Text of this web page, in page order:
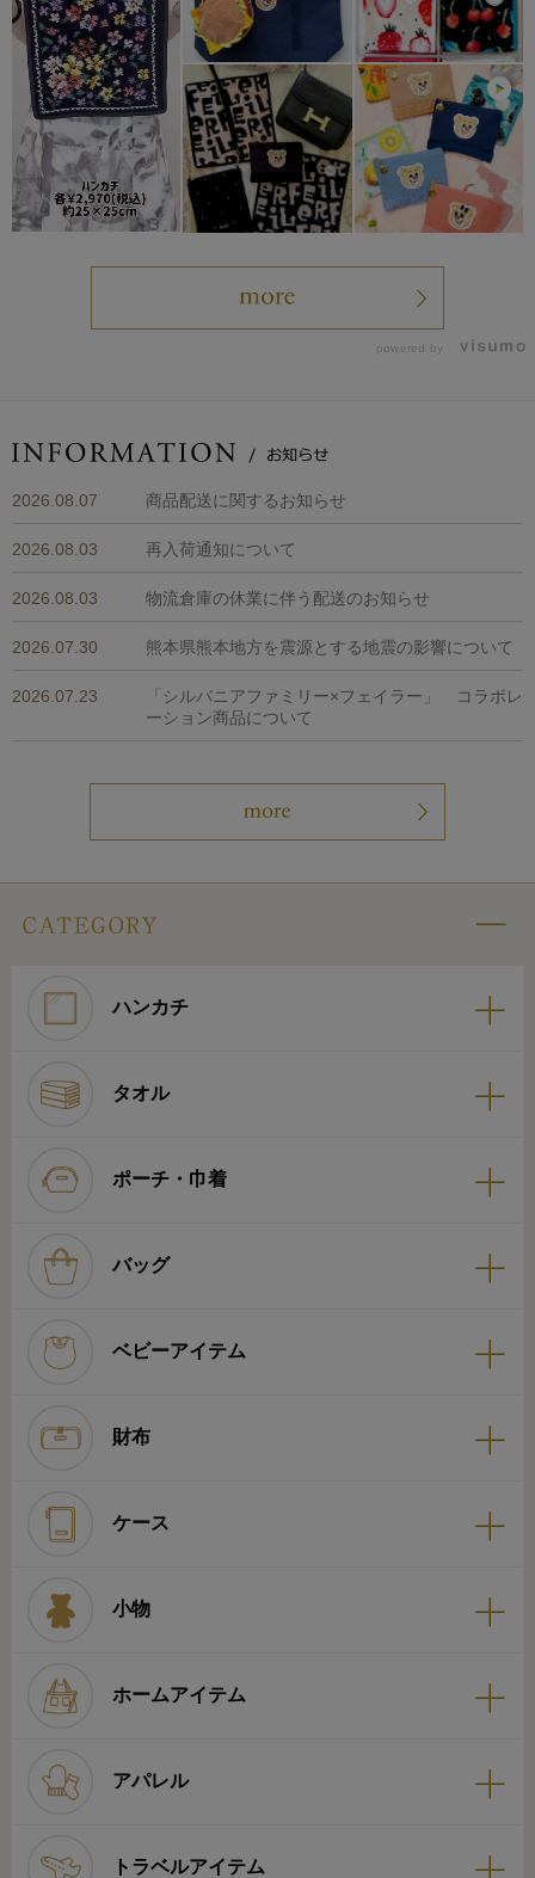
powered by
2026.08.07 商品配送に関するお知らせ
2026.08.03 再入荷通知について
2026.08.03 物流倉庫の休業に伴う配送のお知らせ
2026.07.30 熊本県熊本地方を震源とする地震の影響について
2026.07.23
「シルバニアファミリー×フェイラー」 コラボレ
ーション商品について
ハンカチ
タオル
ポーチ・巾着
バッグ
ベビーアイテム
財布
ケース
小物
ホームアイテム
アパレル
トラベルアイテム